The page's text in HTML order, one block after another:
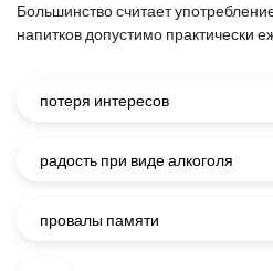
Большинство считает
напитков допустимо практически
потеря интересов
радость при виде алкоголя
провалы памяти